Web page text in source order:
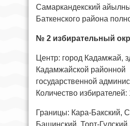
Самаркандекский
Баткенского района
№ 2 избирательный
Центр: город Кадамжай,
Кадамжайской районной
государственной
Количество
Границы: Кара-Бакский,
Башинский, Торт-